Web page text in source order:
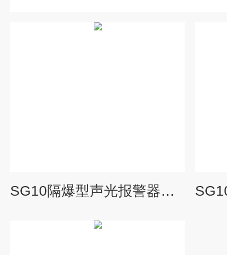
SG10隔爆型声光报警器化工厂隔爆型声光报警器 河南厂家防爆